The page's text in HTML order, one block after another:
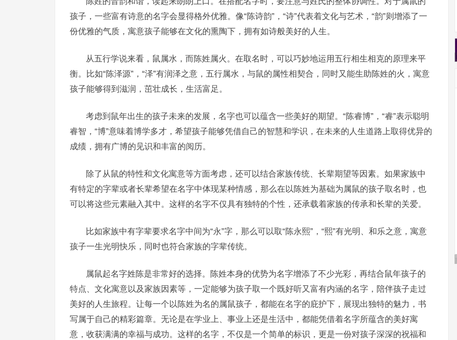
孩子，一些富有诗意的名字会显得格外优雅。像“陈诗韵”，“诗”代表着文化与艺术，“韵”则增添了一
份优雅的气质，寓意孩子能够在文化的熏陶下，拥有如诗般美好的人生。
从五行学说来看，鼠属水，而陈姓属火。在取名时，可以巧妙地运用五行相生相克的原理来平
衡。比如“陈泽源”，“泽”有润泽之意，五行属水，与鼠的属性相契合，同时又能生助陈姓的火，寓意
孩子能够得到滋润，茁壮成长，生活富足。
考虑到鼠年出生的孩子未来的发展，名字也可以蕴含一些美好的期望。“陈睿博”，“睿”表示聪明
睿智，“博”意味着博学多才，希望孩子能够凭借自己的智慧和学识，在未来的人生道路上取得优异的
成绩，拥有广博的见识和丰富的阅历。
除了从鼠的特性和文化寓意等方面考虑，还可以结合家族传统、长辈期望等因素。如果家族中
有特定的字辈或者长辈希望在名字中体现某种情感，那么在以陈姓为基础为属鼠的孩子取名时，也
可以将这些元素融入其中。这样的名字不仅具有独特的个性，还承载着家族的传承和长辈的关爱。
比如家族中有字辈要求名字中间为“永”字，那么可以取“陈永熙”，“熙”有光明、和乐之意，寓意
孩子一生光明快乐，同时也符合家族的字辈传统。
属鼠起名字姓陈是非常好的选择。陈姓本身的优势为名字增添了不少光彩，再结合鼠年孩子的
特点、文化寓意以及家族因素等，一定能够为孩子取一个既好听又富有内涵的名字，陪伴孩子走过
美好的人生旅程。让每一个以陈姓为名的属鼠孩子，都能在名字的庇护下，展现出独特的魅力，书
写属于自己的精彩篇章。无论是在学业上、事业上还是生活中，都能凭借着名字所蕴含的美好寓
意，收获满满的幸福与成功。这样的名字，不仅是一个简单的标识，更是一份对孩子深深的祝福和